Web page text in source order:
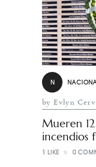
N
by Evlyn
Mueren
incendios
1 LIKE 0